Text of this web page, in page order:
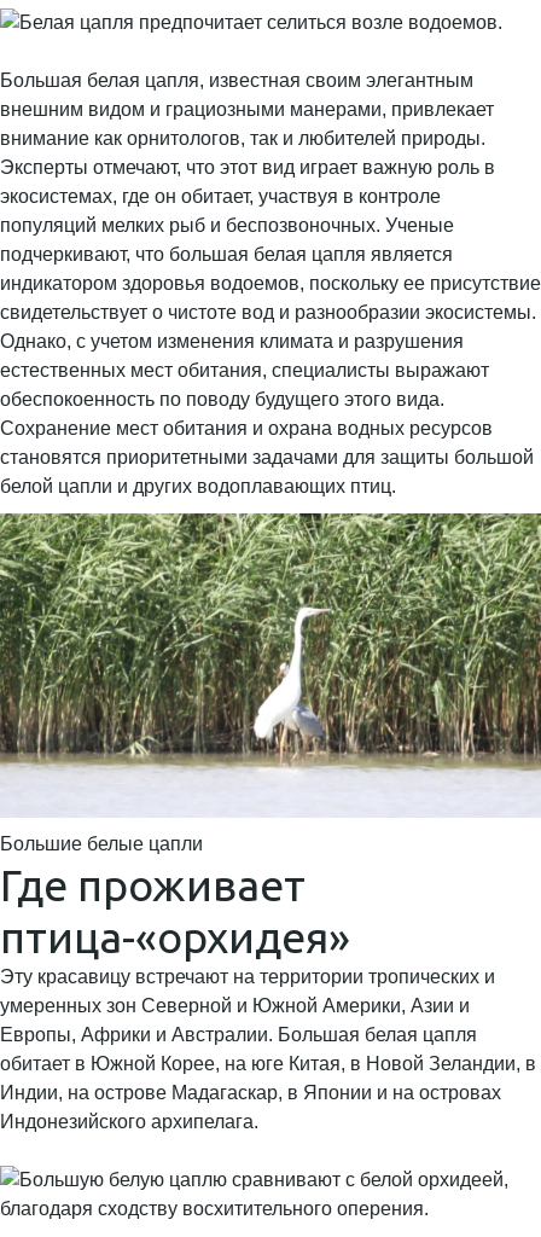
Большая белая цапля, известная своим элегантным
внешним видом и грациозными манерами, привлекает
внимание как орнитологов, так и любителей природы.
Эксперты отмечают, что этот вид играет важную роль в
экосистемах, где он обитает, участвуя в контроле
популяций мелких рыб и беспозвоночных. Ученые
подчеркивают, что большая белая цапля является
индикатором здоровья водоемов, поскольку ее присутствие
свидетельствует о чистоте вод и разнообразии экосистемы.
Однако, с учетом изменения климата и разрушения
естественных мест обитания, специалисты выражают
обеспокоенность по поводу будущего этого вида.
Сохранение мест обитания и охрана водных ресурсов
становятся приоритетными задачами для защиты большой
белой цапли и других водоплавающих птиц.
Большие белые цапли
Где проживает
птица-«орхидея»
Эту красавицу встречают на территории тропических и
умеренных зон Северной и Южной Америки, Азии и
Европы, Африки и Австралии. Большая белая цапля
обитает в Южной Корее, на юге Китая, в Новой Зеландии, в
Индии, на острове Мадагаскар, в Японии и на островах
Индонезийского архипелага.